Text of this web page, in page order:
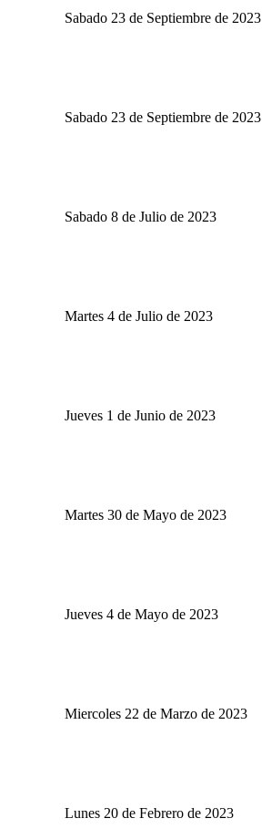
Sabado 23 de Septiembre de 2023
Sabado 23 de Septiembre de 2023
Sabado 8 de Julio de 2023
Martes 4 de Julio de 2023
Jueves 1 de Junio de 2023
Martes 30 de Mayo de 2023
Jueves 4 de Mayo de 2023
Miercoles 22 de Marzo de 2023
Lunes 20 de Febrero de 2023